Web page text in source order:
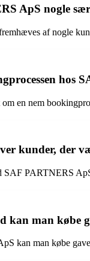
ApS nogle
af nogle
hos
en nem
kunder, der
SAF PARTNERS
kan man købe
kan man købe